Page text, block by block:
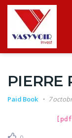
PIERRE
Paid Book 7